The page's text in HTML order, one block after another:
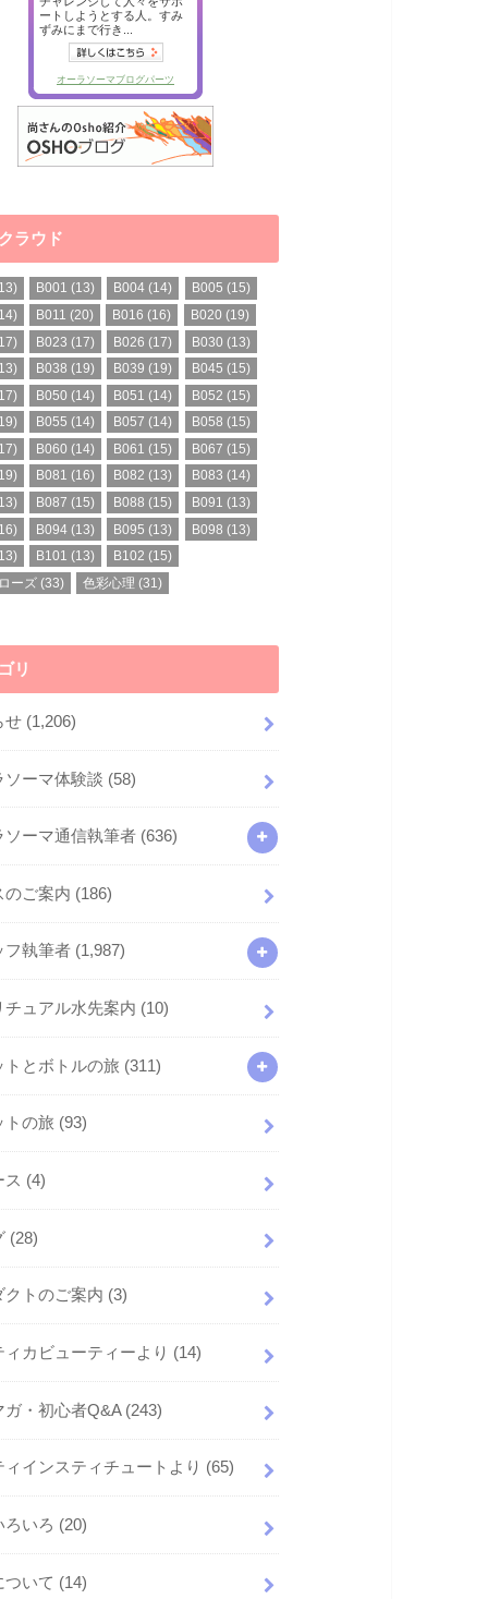
ラウド
B001 (13) B004 (14) B005 (15)
B011 (20) B016 (16) B020 (19)
B023 (17) B026 (17) B030 (13)
B038 (19) B039 (19) B045 (15)
B050 (14) B051 (14) B052 (15)
B055 (14) B057 (14) B058 (15)
B060 (14) B061 (15) B067 (15)
B081 (16) B082 (13) B083 (14)
B087 (15) B088 (15) B091 (13)
B094 (13) B095 (13) B098 (13)
B101 (13) B102 (15)
ーズ (33) 色彩心理 (31)
リ
せ (1,206)
ソーマ体験談 (58)
ソーマ通信執筆者 (636)
のご案内 (186)
フ執筆者 (1,987)
チュアル水先案内 (10)
トとボトルの旅 (311)
トの旅 (93)
ス (4)
(28)
クトのご案内 (3)
ィカビューティーより (14)
ガ・初心者Q&A (243)
ィインスティチュートより (65)
ろいろ (20)
ついて (14)